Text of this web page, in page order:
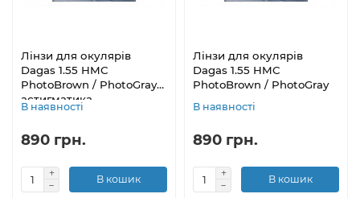
Лінзи для окулярів
Dagas 1.55 HMC
PhotoBrown / PhotoGray
астигматика
В наявності
890 грн.
В кошик
Лінзи для окулярів
Dagas 1.55 HMC
PhotoBrown / PhotoGray
В наявності
890 грн.
В кошик